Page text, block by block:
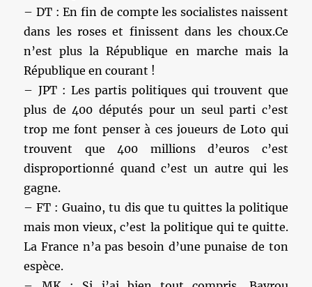
– DT : En fin de compte les socialistes naissent
dans les roses et finissent dans les choux.Ce
n’est plus la République en marche mais la
République en courant !
– JPT : Les partis politiques qui trouvent que
plus de 400 députés pour un seul parti c’est
trop me font penser à ces joueurs de Loto qui
trouvent que 400 millions d’euros c’est
disproportionné quand c’est un autre qui les
gagne.
– FT : Guaino, tu dis que tu quittes la politique
mais mon vieux, c’est la politique qui te quitte.
La France n’a pas besoin d’une punaise de ton
espèce.